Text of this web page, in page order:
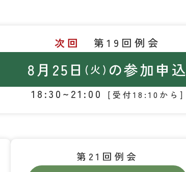
次回 第19回例会
8月25日 (火) の参加申込
18:30~21:00 [受付18:10から]
第21回例会